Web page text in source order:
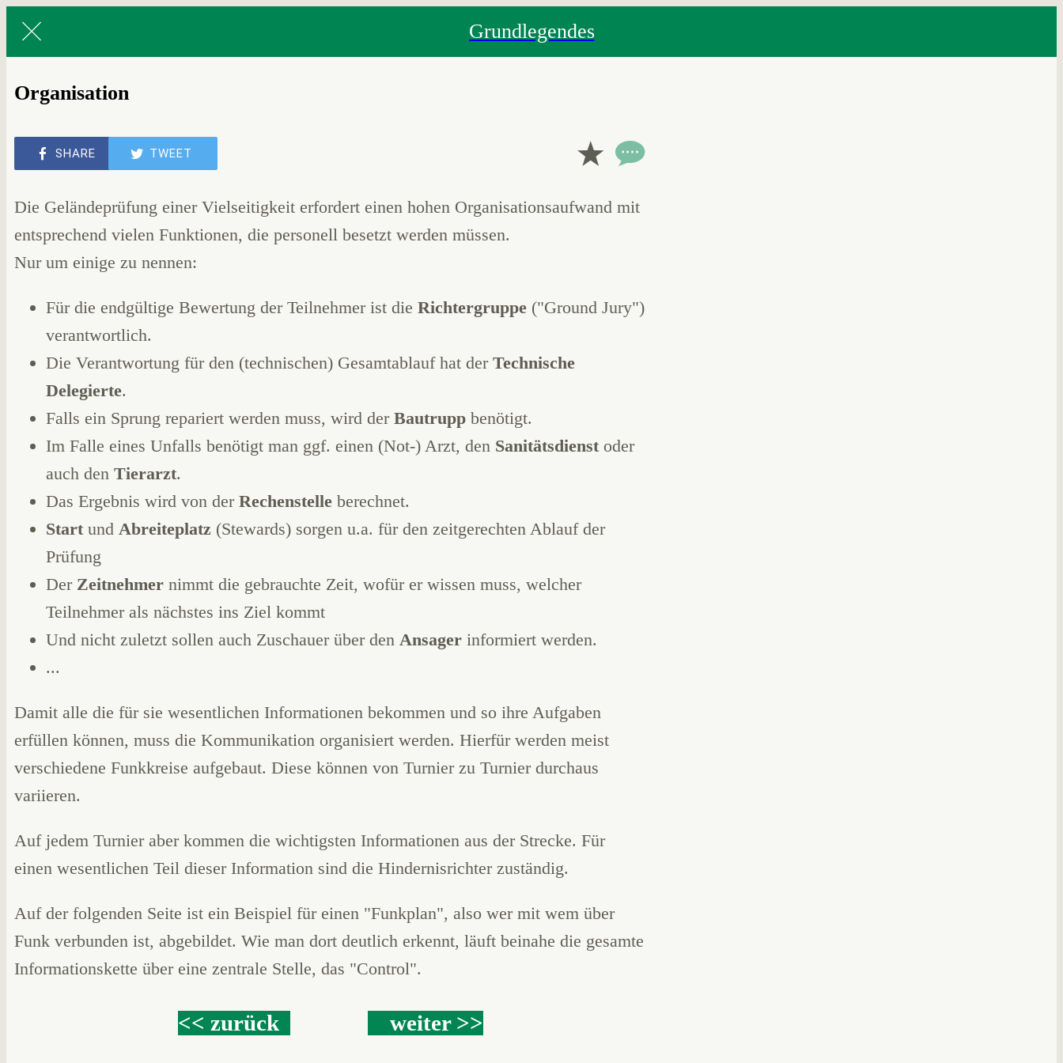
Grundlegendes
Organisation
SHARE TWEET
Die Geländeprüfung einer Vielseitigkeit erfordert einen hohen Organisationsaufwand mit
entsprechend vielen Funktionen, die personell besetzt werden müssen.
Nur um einige zu nennen:
Für die endgültige Bewertung der Teilnehmer ist die Richtergruppe ("Ground Jury")
verantwortlich.
Die Verantwortung für den (technischen) Gesamtablauf hat der Technische
Delegierte.
Falls ein Sprung repariert werden muss, wird der Bautrupp benötigt.
Im Falle eines Unfalls benötigt man ggf. einen (Not-) Arzt, den Sanitätsdienst oder
auch den Tierarzt.
Das Ergebnis wird von der Rechenstelle berechnet.
Start und Abreiteplatz (Stewards) sorgen u.a. für den zeitgerechten Ablauf der
Prüfung
Der Zeitnehmer nimmt die gebrauchte Zeit, wofür er wissen muss, welcher
Teilnehmer als nächstes ins Ziel kommt
Und nicht zuletzt sollen auch Zuschauer über den Ansager informiert werden.
...
Damit alle die für sie wesentlichen Informationen bekommen und so ihre Aufgaben
erfüllen können, muss die Kommunikation organisiert werden. Hierfür werden meist
verschiedene Funkkreise aufgebaut. Diese können von Turnier zu Turnier durchaus
variieren.
Auf jedem Turnier aber kommen die wichtigsten Informationen aus der Strecke. Für
einen wesentlichen Teil dieser Information sind die Hindernisrichter zuständig.
Auf der folgenden Seite ist ein Beispiel für einen "Funkplan", also wer mit wem über
Funk verbunden ist, abgebildet. Wie man dort deutlich erkennt, läuft beinahe die gesamte
Informationskette über eine zentrale Stelle, das "Control".
<< zurück weiter >>